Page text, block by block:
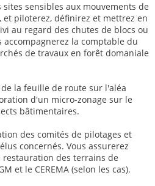
sensibles aux mouvements de
piloterez, définirez et mettrez en
au regard des chutes de blocs ou
la comptable du
de travaux en forêt domaniale
la feuille de route sur l'aléa
d'un micro-zonage sur le
bâtimentaires.
des comités de pilotages et
concernés. Vous assurerez
restauration des terrains de
et le CEREMA (selon les cas).